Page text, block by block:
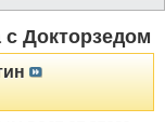
с Докторзедом